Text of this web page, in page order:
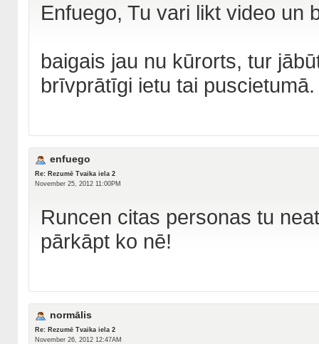
Enfuego, Tu vari likt video un
baigais jau nu kūrorts, tur
brīvprātīgi ietu tai puscietumā.
enfuego
Re: Rezumē Tvaika iela 2
November 25, 2012 11:00PM
Runcen citas personas tu
pārkāpt ko nē!
normālis
Re: Rezumē Tvaika iela 2
November 26, 2012 12:47AM